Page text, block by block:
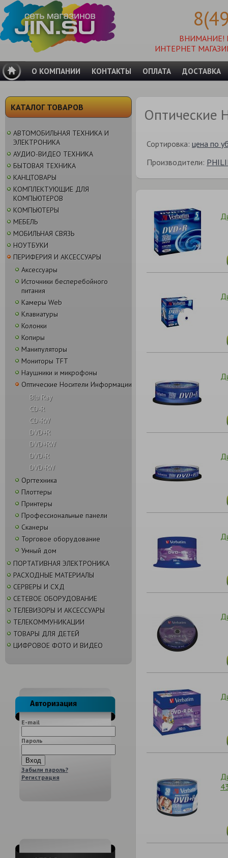
ВНИМАНИЕ!
ИНТЕРНЕТ
О КОМПАНИИ КОНТАКТЫ ОПЛАТА ДОСТАВКА
КАТАЛОГ ТОВАРОВ
АВТОМОБИЛЬНАЯ ТЕХНИКА И
ЭЛЕКТРОНИКА
АУДИО-ВИДЕО ТЕХНИКА
БЫТОВАЯ ТЕХНИКА
КАНЦТОВАРЫ
КОМПЛЕКТУЮЩИЕ ДЛЯ
КОМПЬЮТЕРОВ
КОМПЬЮТЕРЫ
МЕБЕЛЬ
МОБИЛЬНАЯ СВЯЗЬ
НОУТБУКИ
ПЕРИФЕРИЯ И АКСЕССУАРЫ
Аксессуары
Источники бесперебойного
питания
Камеры Web
Клавиатуры
Колонки
Копиры
Манипуляторы
Мониторы TFT
Наушники и микрофоны
Оптические Носители Информации
Blu Ray
CD-R
CD-RW
DVD+R
DVD+RW
DVD-R
DVD-RW
Оргтехника
Плоттеры
Принтеры
Профессиональные панели
Сканеры
Торговое оборудование
Умный дом
ПОРТАТИВНАЯ ЭЛЕКТРОНИКА
РАСХОДНЫЕ МАТЕРИАЛЫ
СЕРВЕРЫ И СХД
СЕТЕВОЕ ОБОРУДОВАНИЕ
ТЕЛЕВИЗОРЫ И АКСЕССУАРЫ
ТЕЛЕКОММУНИКАЦИИ
ТОВАРЫ ДЛЯ ДЕТЕЙ
ЦИФРОВОЕ ФОТО И ВИДЕО
E-mail
Пароль
Забыли пароль?
Регистрация
Оптические
Сортировка: цена по
Производители: